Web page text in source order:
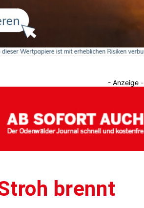
- Anzeige -
brennt